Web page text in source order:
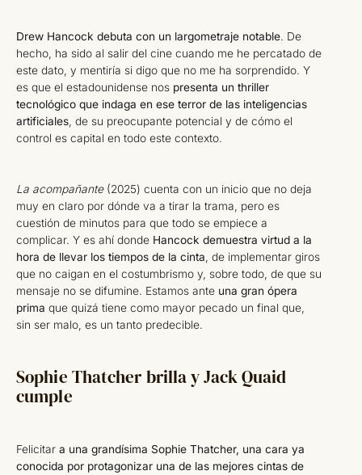
Drew Hancock debuta con un largometraje notable. De
hecho, ha sido al salir del cine cuando me he percatado de
este dato, y mentiría si digo que no me ha sorprendido. Y
es que el estadounidense nos presenta un thriller
tecnológico que indaga en ese terror de las inteligencias
artificiales , de su preocupante potencial y de cómo el
control es capital en todo este contexto.
La acompañante(2025) cuenta con un inicio que no deja
muy en claro por dónde va a tirar la trama, pero es
cuestión de minutos para que todo se empiece a
complicar. Y es ahí donde Hancock demuestra virtud a la
hora de llevar los tiempos de la cinta, de implementar giros
que no caigan en el costumbrismo y, sobre todo, de que su
mensaje no se difumine. Estamos ante una gran ópera
prima que quizá tiene como mayor pecado un final que,
sin ser malo, es un tanto predecible.
Sophie Thatcher brilla y Jack Quaid
cumple
Felicitar a una grandísima Sophie Thatcher, una cara ya
conocida por protagonizar una de las mejores cintas de